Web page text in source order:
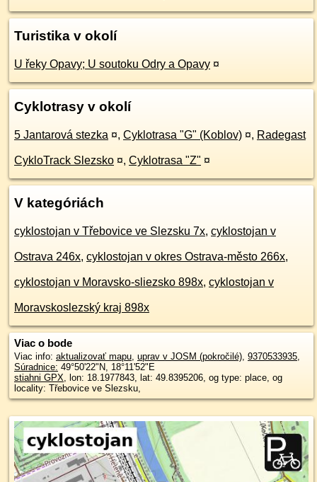
Turistika v okolí
U řeky Opavy; U soutoku Odry a Opavy ¤
Cyklotrasy v okolí
5 Jantarová stezka ¤, Cyklotrasa "G" (Koblov) ¤, Radegast
CykloTrack Slezsko ¤, Cyklotrasa "Z" ¤
V kategóriách
cyklostojan v Třebovice ve Slezsku 7x, cyklostojan v
Ostrava 246x, cyklostojan v okres Ostrava-město 266x,
cyklostojan v Moravsko-sliezsko 898x, cyklostojan v
Moravskoslezský kraj 898x
Viac o bode
Viac info: aktualizovať mapu, uprav v JOSM (pokročilé), 9370533935,
Súradnice: 49°50'22"N, 18°11'52"E
stiahni GPX, lon: 18.1977843, lat: 49.8395206, og type: place, og
locality: Třebovice ve Slezsku,